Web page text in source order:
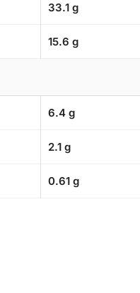
33.1 g
15.6 g
6.4 g
2.1 g
0.61 g